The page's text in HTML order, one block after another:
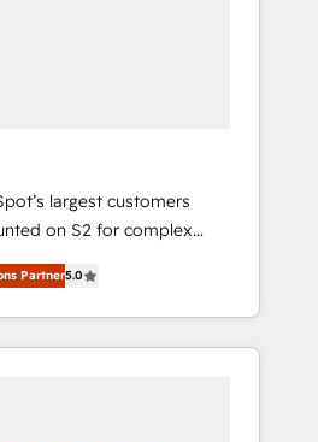
largest customers
on S2 for complex
management, systems
solutions that
impact and transform
full-
Partner5.0